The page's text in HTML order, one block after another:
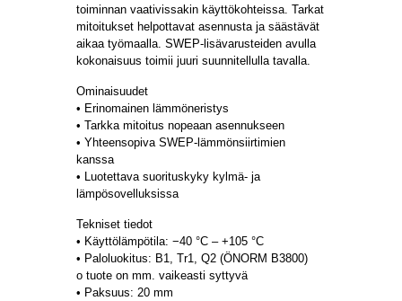
toiminnan vaativissakin käyttökohteissa. Tarkat
mitoitukset helpottavat asennusta ja säästävät
aikaa työmaalla. SWEP-lisävarusteiden avulla
kokonaisuus toimii juuri suunnitellulla tavalla.
Ominaisuudet
• Erinomainen lämmöneristys
• Tarkka mitoitus nopeaan asennukseen
• Yhteensopiva SWEP-lämmönsiirtimien
kanssa
• Luotettava suorituskyky kylmä- ja
lämpösovelluksissa
Tekniset tiedot
• Käyttölämpötila: −40 °C – +105 °C
• Paloluokitus: B1, Tr1, Q2 (ÖNORM B3800)
o tuote on mm. vaikeasti syttyvä
• Paksuus: 20 mm